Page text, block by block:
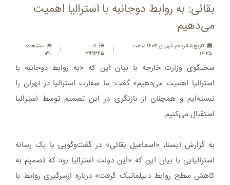
بقائی: به روابط دوجانبه با استرالیا اهمیت
می‌دهیم
تاريخ:شانزدهم شهريور 1404 ساعت
16:25
|
کد :
399345
|
مشاهده:
130
سخنگوی وزارت خارجه با بیان این که «به روابط دوجانبه با
استرالیا اهمیت می‌دهیم» گفت: ما سفارت استرالیا در تهران را
نبسته‌ایم و همچنان از بازنگری در این تصمیم توسط استرالیا
استقبال می‌کنیم.
به گزارش ایسنا، «اسماعیل بقائی» در گفت‌وگویی با یک رسانه
استرالیایی با بیان این که «این دولت استرالیا بود که تصمیم به
کاهش سطح روابط دیپلماتیک گرفت» درباره ازسرگیری روابط با